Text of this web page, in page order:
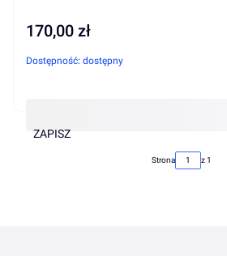
Cena
170,00 zł
Dostępność: dostępny
ZAPISZ
Strona z 1